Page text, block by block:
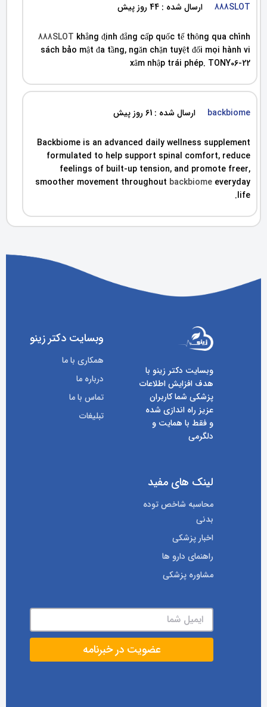
888SLOT ارسال شده : 44 روز پیش
888SLOT khẳng định đẳng cấp quốc tế thông qua chính
sách bảo mật đa tầng, ngăn chặn tuyệt đối mọi hành vi
xâm nhập trái phép. TONY06-22
backbiome ارسال شده : 61 روز پیش
Backbiome is an advanced daily wellness supplement
formulated to help support spinal comfort, reduce
feelings of built-up tension, and promote freer,
smoother movement throughout backbiome everyday
life.
وبسایت دکتر زینو با
هدف افزایش اطلاعات
پزشکی شما کاربران
عزیز راه اندازی شده
و فقط با همایت و
دلگرمی
وبسایت دکتر زینو
همکاری با ما
درباره ما
تماس با ما
تبلیغات
لینک های مفید
محاسبه شاخص توده
بدنی
اخبار پزشکی
راهنمای دارو ها
مشاوره پزشکی